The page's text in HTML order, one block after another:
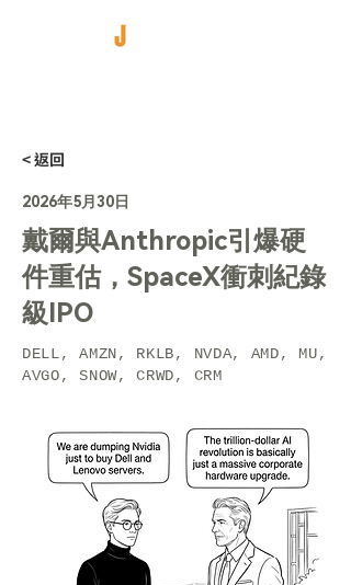
< 返回
2026年5月30日
戴爾與Anthropic引爆硬
件重估，SpaceX衝刺紀錄
級IPO
DELL, AMZN, RKLB, NVDA, AMD, MU,
AVGO, SNOW, CRWD, CRM